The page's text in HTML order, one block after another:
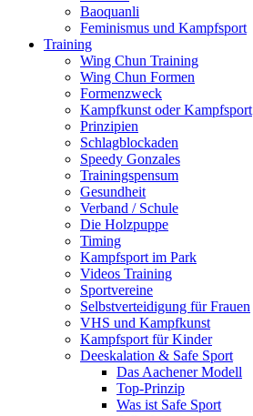
Baoquanli
Feminismus und Kampfsport
Training
Wing Chun Training
Wing Chun Formen
Formenzweck
Kampfkunst oder Kampfsport
Prinzipien
Schlagblockaden
Speedy Gonzales
Trainingspensum
Gesundheit
Verband / Schule
Die Holzpuppe
Timing
Kampfsport im Park
Videos Training
Sportvereine
Selbstverteidigung für Frauen
VHS und Kampfkunst
Kampfsport für Kinder
Deeskalation & Safe Sport
Das Aachener Modell
Top-Prinzip
Was ist Safe Sport